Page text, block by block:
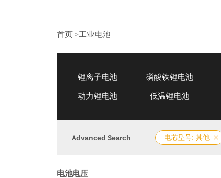
首页 >工业电池
锂离子电池 磷酸铁锂电池
动力锂电池 低温锂电池
Advanced Search 电芯型号: 其他
电池电压